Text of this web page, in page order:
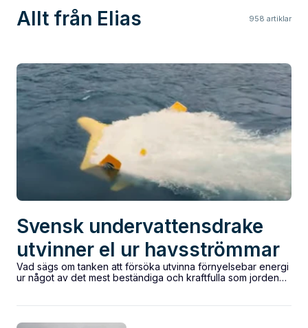
Allt från Elias 958 artiklar
Svensk undervattensdrake
utvinner el ur havsströmmar
Vad sägs om tanken att försöka utvinna förnyelsebar energi
ur något av det mest beständiga och kraftfulla som jorden